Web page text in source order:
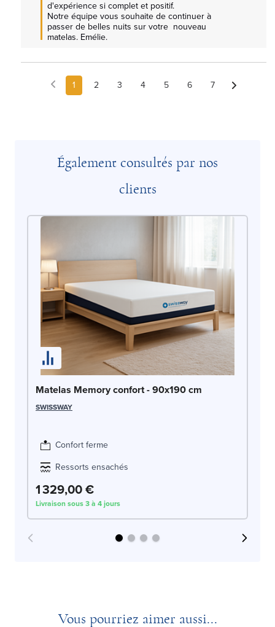
d'expérience si complet et positif.
Notre équipe vous souhaite de continuer à
passer de belles nuits sur votre  nouveau
matelas. Emélie.
1 2 3 4 5 6 7
Également consultés par nos
clients
Matelas Memory confort - 90x190 cm
SWISSWAY
Confort ferme
Ressorts ensachés
1 329,00 €
Livraison sous 3 à 4 jours
Vous pourriez aimer aussi...